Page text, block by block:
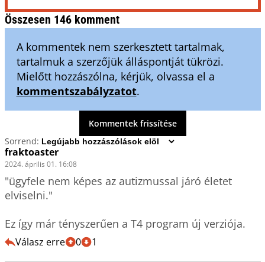
Összesen 146 komment
A kommentek nem szerkesztett tartalmak,
tartalmuk a szerzőjük álláspontját tükrözi.
Mielőtt hozzászólna, kérjük, olvassa el a
kommentszabályzatot.
Kommentek frissítése
Sorrend:
fraktoaster
2024. április 01. 16:08
"ügyfele nem képes az autizmussal járó életet
elviselni."
Ez így már tényszerűen a T4 program új verziója.
Válasz erre 0 1